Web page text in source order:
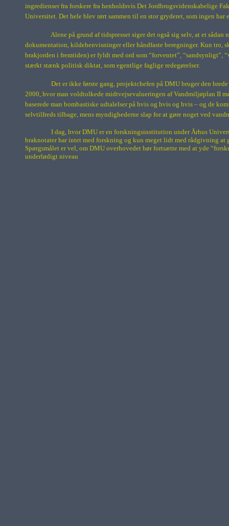
ingredienser fra forskere fra henholdsvis Det Jordbrugsvidenskabelige
Universitet. Det hele blev rørt sammen til en stor gryderet, som ingen
Alene på grund af tidspresset siger det også sig selv, at et
dokumentation, kildehenvisninger eller håndfaste beregninger. Kun tro,
brakjorden i fremtiden) er fyldt med ord som “forventet”, “sandsynligt”,
stærkt stænk politisk diktat, som egentlige faglige redegørelser.
Det er ikke første gang, projektchefen på DMU bruger den
2000, hvor man voldtolkede midtvejsevalueringen af Vandmiljøplan II
baserede man bombastiske udtalelser på hvis og hvis og hvis – og de
selvtilfreds tilbage, mens myndighederne slap for at gøre noget ved
I dag, hvor DMU er en forskningsinstitution under Århus
braknotater har intet med forskning og kun meget lidt med rådgivning
Spørgsmålet er vel, om DMU overhovedet bør fortsætte med at yde
underlødigt niveau